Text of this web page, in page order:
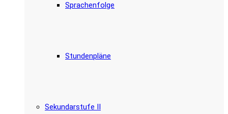
Sprachenfolge
Stundenpläne
Sekundarstufe II